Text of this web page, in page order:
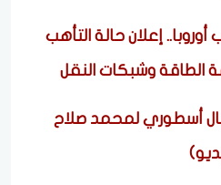
إعلان حالة التأهب
الطاقة وشبكات النقل
أسطوري لمحمد صلاح